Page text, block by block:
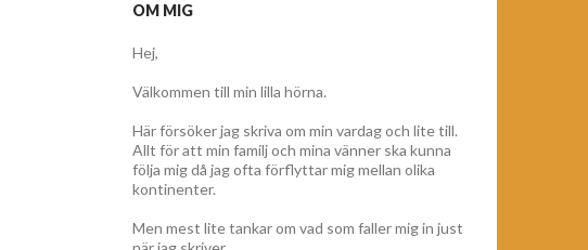
OM MIG
Hej,
Välkommen till min lilla hörna.
Här försöker jag skriva om min vardag och lite till.
Allt för att min familj och mina vänner ska kunna
följa mig då jag ofta förflyttar mig mellan olika
kontinenter.
Men mest lite tankar om vad som faller mig in just